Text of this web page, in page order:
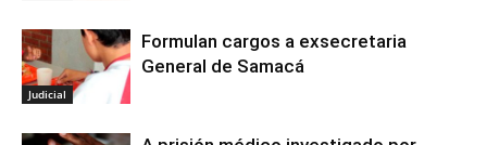
Judicial
Formulan cargos a exsecretaria
General de Samacá